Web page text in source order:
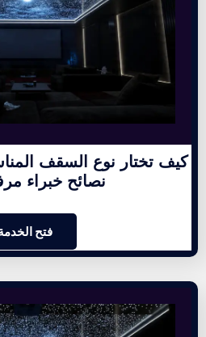
كيف تختار نوع السقف
نصائح خبراء
فتح